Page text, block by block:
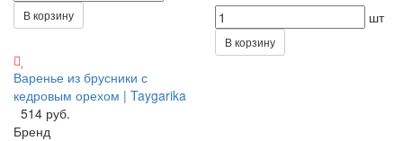
В корзину
шт
В корзину
Варенье из брусники с
кедровым орехом | Taygarika
514 руб.
Бренд